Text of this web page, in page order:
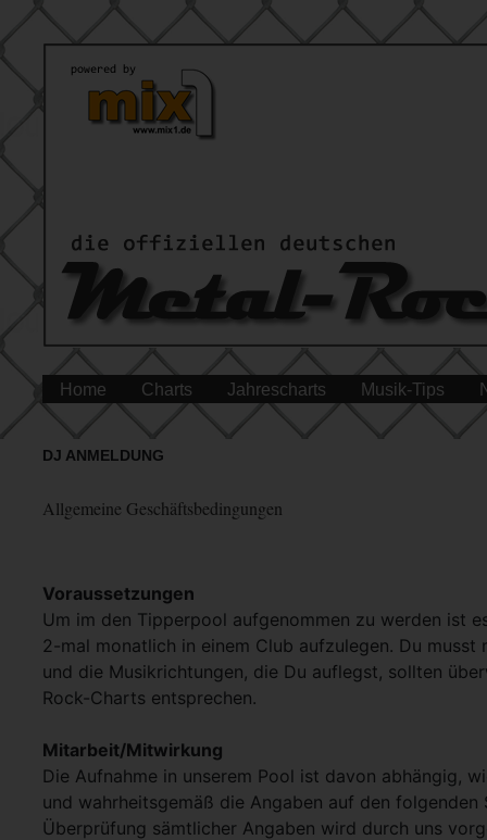
Home Charts Jahrescharts Musik-Tips
DJ ANMELDUNG
Allgemeine Geschäftsbedingungen
Voraussetzungen
Um im den Tipperpool aufgenommen zu werden ist
2-mal monatlich in einem Club aufzulegen. Du musst
und die Musikrichtungen, die Du auflegst, sollten
Rock-Charts entsprechen.
Mitarbeit/Mitwirkung
Die Aufnahme in unserem Pool ist davon abhängig,
und wahrheitsgemäß die Angaben auf den folgenden
Überprüfung sämtlicher Angaben wird durch uns